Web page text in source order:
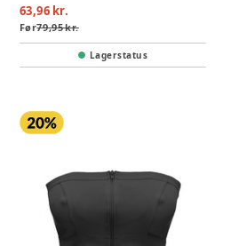
63,96 kr.
Før79,95 kr.
Lagerstatus